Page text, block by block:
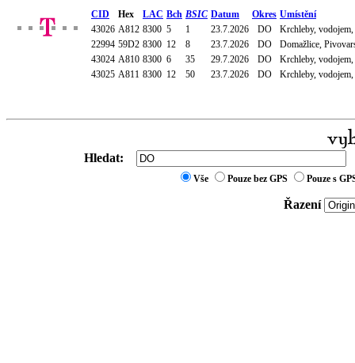
CID Hex LAC Bch BSIC Datum Okres Umístění
43026 A812 8300 5 1 23.7.2026 DO
Krchleby,
22994 59D2 8300 12 8 23.7.2026 DO
Domažlice,
43024 A810 8300 6 35 29.7.2026 DO
Krchleby,
43025 A811 8300 12 50 23.7.2026 DO Krchleby,
Hledat:
Vše Pouze bez GPS Pouze s
Řazení